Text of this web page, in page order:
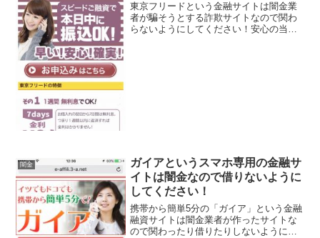
東京フリードという金融サイトは闇金業
者が騙そうとする詐欺サイトなので関わ
らないようにしてください！安心の当日
闇金
ガイアというスマホ専用の金融サ
イトは闇金なので借りないように
してください！
携帯から簡単5分の「ガイア」という金融
融資サイトは闇金業者が作ったサイトな
ので関わったり借りたりしないように！